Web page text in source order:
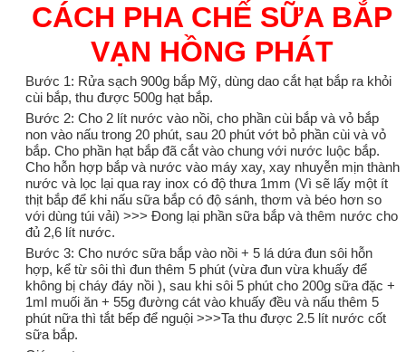
CÁCH PHA CHẾ SỮA BẮP
VẠN HỒNG PHÁT
Bước 1: Rửa sạch 900g bắp Mỹ, dùng dao cắt hạt bắp ra khỏi
cùi bắp, thu được 500g hạt bắp.
Bước 2: Cho 2 lít nước vào nồi, cho phần cùi bắp và vỏ bắp
non vào nấu trong 20 phút, sau 20 phút vớt bỏ phần cùi và vỏ
bắp. Cho phần hạt bắp đã cắt vào chung với nước luộc bắp.
Cho hỗn hợp bắp và nước vào máy xay, xay nhuyễn mịn thành
nước và lọc lại qua ray inox có độ thưa 1mm (Vì sẽ lấy một ít
thịt bắp để khi nấu sữa bắp có độ sánh, thơm và béo hơn so
với dùng túi vải) >>> Đong lại phần sữa bắp và thêm nước cho
đủ 2,6 lít nước.
Bước 3: Cho nước sữa bắp vào nồi + 5 lá dứa đun sôi hỗn
hợp, kể từ sôi thì đun thêm 5 phút (vừa đun vừa khuấy để
không bị cháy đáy nồi ), sau khi sôi 5 phút cho 200g sữa đặc +
1ml muối ăn + 55g đường cát vào khuấy đều và nấu thêm 5
phút nữa thì tắt bếp để nguội >>>Ta thu được 2.5 lít nước cốt
sữa bắp.